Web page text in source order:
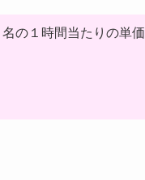
の１時間当たりの単